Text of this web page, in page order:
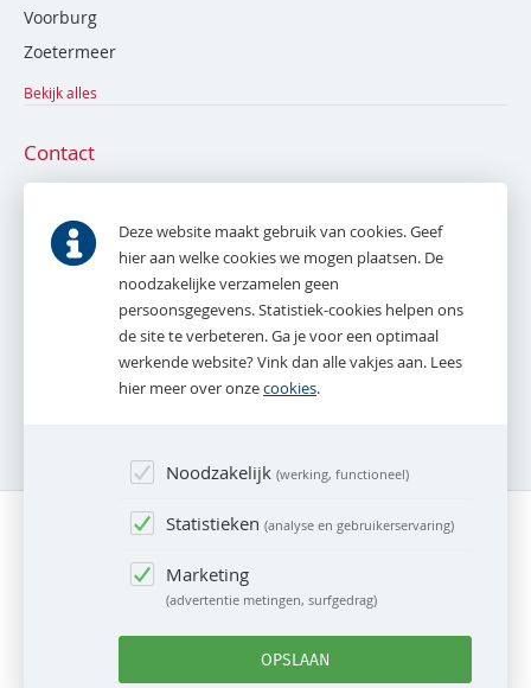
Voorburg
Zoetermeer
Bekijk alles
Contact
Parkweg 53
2271 AEVoorburg
070 - 387 16 16
info@debruynentak.nl
06 - 27 888 387
© De Bruyn en Tak NVM Makelaardij 2026
Verkoopvoorwaarden
Deze website maakt gebruik van cookies. Geef
hier aan welke cookies we mogen plaatsen. De
noodzakelijke verzamelen geen
persoonsgegevens. Statistiek-cookies helpen ons
de site te verbeteren. Ga je voor een optimaal
werkende website? Vink dan alle vakjes aan. Lees
hier meer over onzecookies.
Noodzakelijk werking, functioneel
Statistieken analyse en gebruikerservaring
Marketing
advertentie metingen, surfgedrag
OPSLAAN